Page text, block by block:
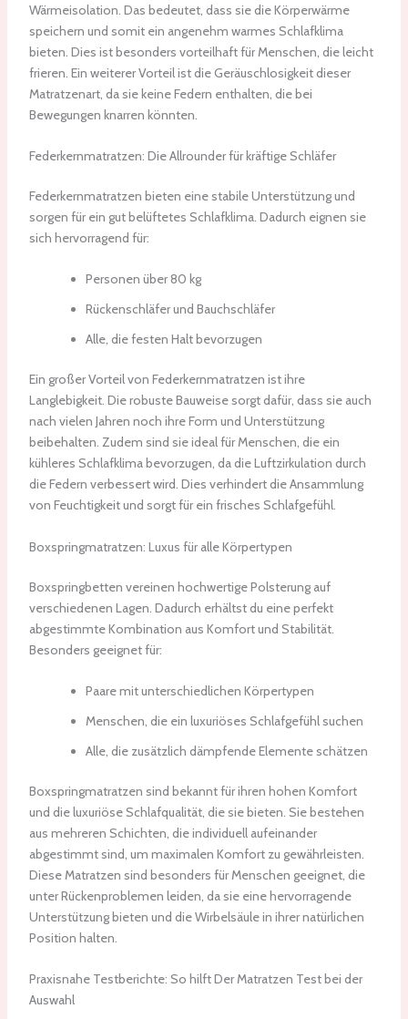
Wärmeisolation. Das bedeutet, dass sie die Körperwärme
speichern und somit ein angenehm warmes Schlafklima
bieten. Dies ist besonders vorteilhaft für Menschen, die leicht
frieren. Ein weiterer Vorteil ist die Geräuschlosigkeit dieser
Matratzenart, da sie keine Federn enthalten, die bei
Bewegungen knarren könnten.
Federkernmatratzen: Die Allrounder für kräftige Schläfer
Federkernmatratzen bieten eine stabile Unterstützung und
sorgen für ein gut belüftetes Schlafklima. Dadurch eignen sie
sich hervorragend für:
Personen über 80 kg
Rückenschläfer und Bauchschläfer
Alle, die festen Halt bevorzugen
Ein großer Vorteil von Federkernmatratzen ist ihre
Langlebigkeit. Die robuste Bauweise sorgt dafür, dass sie auch
nach vielen Jahren noch ihre Form und Unterstützung
beibehalten. Zudem sind sie ideal für Menschen, die ein
kühleres Schlafklima bevorzugen, da die Luftzirkulation durch
die Federn verbessert wird. Dies verhindert die Ansammlung
von Feuchtigkeit und sorgt für ein frisches Schlafgefühl.
Boxspringmatratzen: Luxus für alle Körpertypen
Boxspringbetten vereinen hochwertige Polsterung auf
verschiedenen Lagen. Dadurch erhältst du eine perfekt
abgestimmte Kombination aus Komfort und Stabilität.
Besonders geeignet für:
Paare mit unterschiedlichen Körpertypen
Menschen, die ein luxuriöses Schlafgefühl suchen
Alle, die zusätzlich dämpfende Elemente schätzen
Boxspringmatratzen sind bekannt für ihren hohen Komfort
und die luxuriöse Schlafqualität, die sie bieten. Sie bestehen
aus mehreren Schichten, die individuell aufeinander
abgestimmt sind, um maximalen Komfort zu gewährleisten.
Diese Matratzen sind besonders für Menschen geeignet, die
unter Rückenproblemen leiden, da sie eine hervorragende
Unterstützung bieten und die Wirbelsäule in ihrer natürlichen
Position halten.
Praxisnahe Testberichte: So hilft Der Matratzen Test bei der
Auswahl